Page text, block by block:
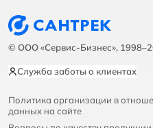
© ООО «Сервис-Бизнес»,
Служба заботы о клиентах
Политика организации в
данных на сайте